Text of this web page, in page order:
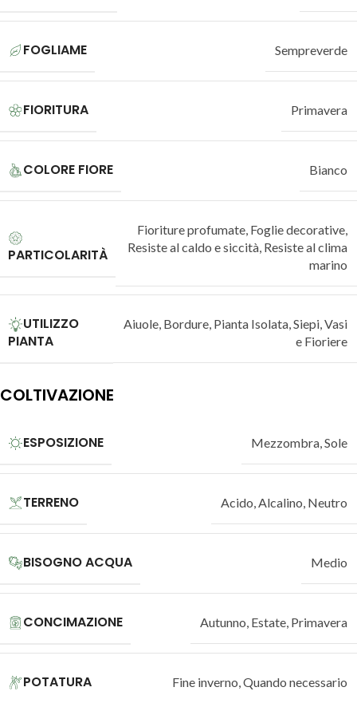
FOGLIAME Sempreverde
FIORITURA Primavera
COLORE FIORE Bianco
PARTICOLARITÀ
Fioriture profumate Foglie decorative
Resiste al caldo e siccità Resiste al clima
marino
UTILIZZO
PIANTA
Aiuole, Bordure, Pianta Isolata,Siepi,Vasi
e Fioriere
COLTIVAZIONE
ESPOSIZIONE Mezzombra,Sole
TERRENO Acido,Alcalino, Neutro
BISOGNO ACQUA Medio
CONCIMAZIONE Autunno, Estate, Primavera
POTATURA Fine inverno,Quando necessario